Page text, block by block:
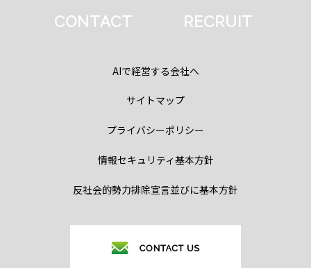
CONTACT RECRUIT
AIで経営する会社へ
サイトマップ
プライバシーポリシー
情報セキュリティ基本方針
反社会的勢力排除宣言並びに基本方針